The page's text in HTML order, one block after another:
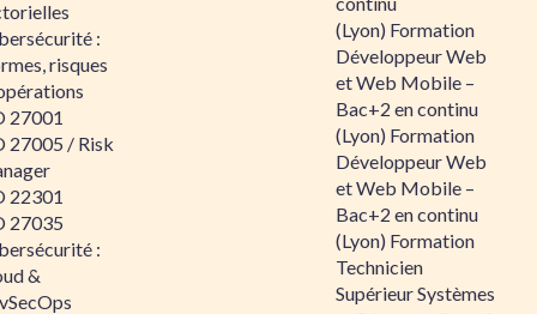
:
risques
27001
27005 / Risk
22301
27035
:
&
(Lyon) Formation
Développeur Web
et Web Mobile –
Bac+2 en continu
(Lyon) Formation
Développeur Web
et Web Mobile –
Bac+2 en continu
(Lyon) Formation
Technicien
Supérieur Systèmes